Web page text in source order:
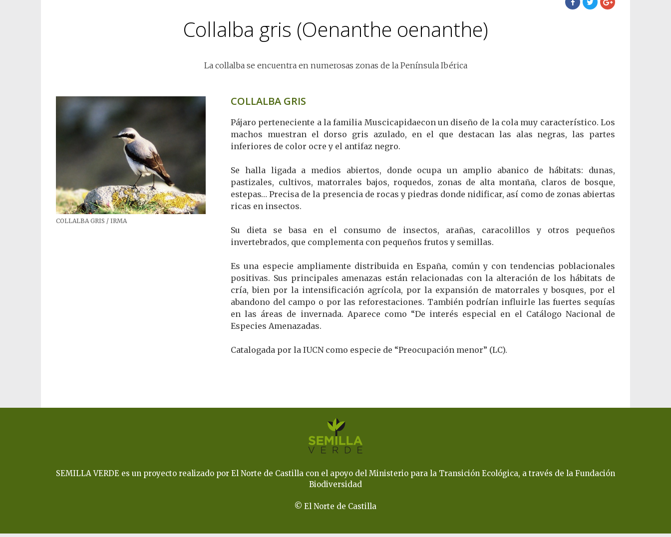
Collalba gris (Oenanthe oenanthe)
La collalba se encuentra en numerosas zonas de la Península Ibérica
COLLALBA GRIS / IRMA
COLLALBA GRIS
Pájaro perteneciente a la familia Muscicapidaecon un diseño de la cola muy característico. Los
machos muestran el dorso gris azulado, en el que destacan las alas negras, las partes
inferiores de color ocre y el antifaz negro.
Se halla ligada a medios abiertos, donde ocupa un amplio abanico de hábitats: dunas,
pastizales, cultivos, matorrales bajos, roquedos, zonas de alta montaña, claros de bosque,
estepas… Precisa de la presencia de rocas y piedras donde nidificar, así como de zonas abiertas
ricas en insectos.
Su dieta se basa en el consumo de insectos, arañas, caracolillos y otros pequeños
invertebrados, que complementa con pequeños frutos y semillas.
Es una especie ampliamente distribuida en España, común y con tendencias poblacionales
positivas. Sus principales amenazas están relacionadas con la alteración de los hábitats de
cría, bien por la intensificación agrícola, por la expansión de matorrales y bosques, por el
abandono del campo o por las reforestaciones. También podrían influirle las fuertes sequías
en las áreas de invernada. Aparece como “De interés especial en el Catálogo Nacional de
Especies Amenazadas.
Catalogada por la IUCN como especie de “Preocupación menor” (LC).
SEMILLA VERDE es un proyecto realizado por El Norte de Castilla con el apoyo del Ministerio para la Transición Ecológica, a través de la Fundación
Biodiversidad
© El Norte de Castilla